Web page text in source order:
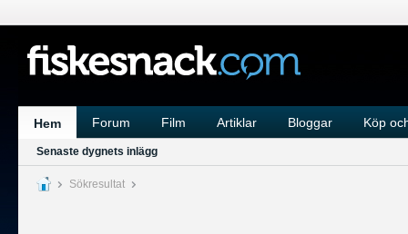
Hem Forum Film Artiklar Bloggar Köp
Senaste dygnets inlägg
Sökresultat